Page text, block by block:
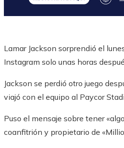
Lamar Jackson sorprendió el
Instagram solo unas horas
Jackson se perdió otro juego
viajó con el equipo al Paycor
Puso el mensaje sobre tener
coanfitrión y propietario de